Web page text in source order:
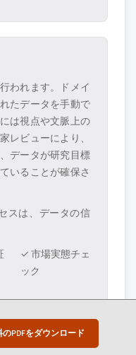
PDFをダウンロード
われます。ドメイ
たデータを手動で
は視点や文脈上の
レビューにより、
データが研究目標
いることが確保さ
スは、データの信
✓ 市場実態チェ
ック